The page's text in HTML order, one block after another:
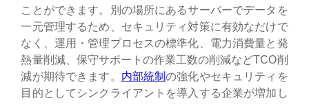
ことができます。別の場所にあるサーバーでデータを
一元管理するため、セキュリティ対策に有効なだけで
なく、運用・管理プロセスの標準化、電力消費量と発
熱量削減、保守サポートの作業工数の削減などTCO削
減が期待できます。 内部統制の強化やセキュリティを
目的としてシンクライアントを導入する企業が増加し